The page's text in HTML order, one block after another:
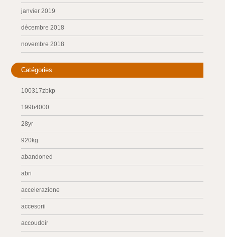
janvier 2019
décembre 2018
novembre 2018
Catégories
100317zbkp
199b4000
28yr
920kg
abandoned
abri
accelerazione
accesorii
accoudoir